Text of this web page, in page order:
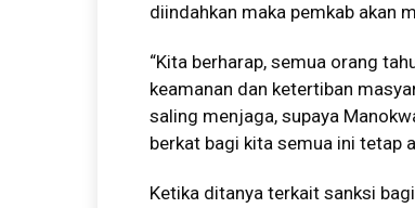
diindahkan maka pemkab akan
“Kita berharap, semua orang
keamanan dan ketertiban
saling menjaga, supaya
berkat bagi kita semua ini tetap
Ketika ditanya terkait sanksi